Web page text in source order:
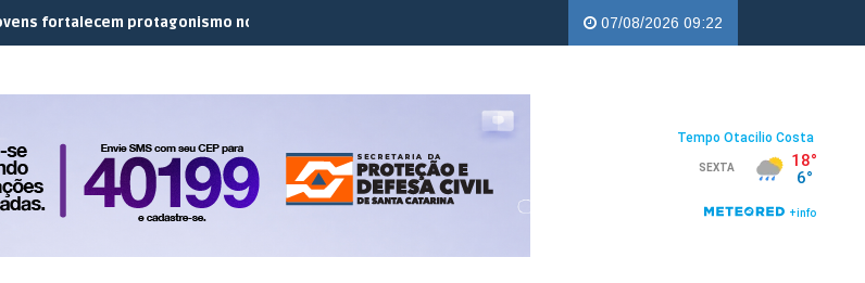
protagonismo no campo em encontro do JEC Copercampos | Troco Solidário da Copercampos deixa legado de
07/08/2026 09:22